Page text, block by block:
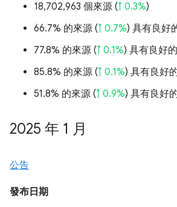
18,702,963 個來源 (↑ 0.3%)
66.7% 的來源 (↑ 0.7%) 具有良好
77.8% 的來源 (↑ 0.1%) 具有良好
85.8% 的來源 (↑ 0.1%) 具有良好
51.8% 的來源 (↑ 0.9%) 具有良好
2025 年 1 月
公告
發布日期